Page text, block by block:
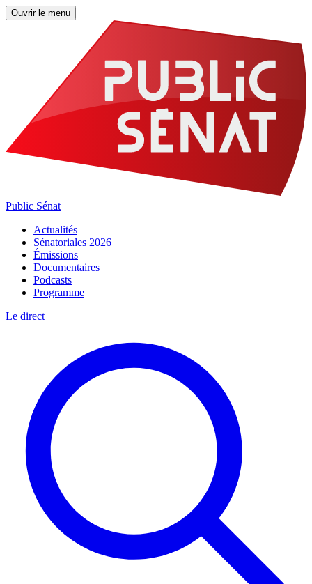
Ouvrir le menu
Public Sénat
Actualités
Sénatoriales 2026
Émissions
Documentaires
Podcasts
Programme
Le direct